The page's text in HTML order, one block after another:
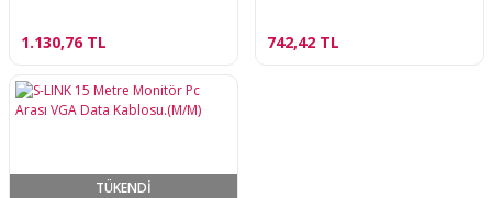
1.130,76 TL 742,42 TL
TÜKENDİ